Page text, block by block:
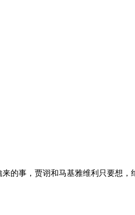
的事，贾诩和马基雅维利只要想，